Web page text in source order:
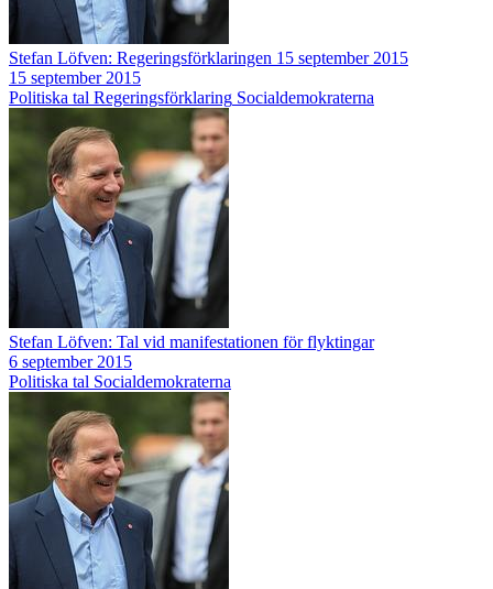
Stefan Löfven: Regeringsförklaringen 15 september 2015
15 september 2015
Politiska tal Regeringsförklaring Socialdemokraterna
Stefan Löfven: Tal vid manifestationen för flyktingar
6 september 2015
Politiska tal Socialdemokraterna